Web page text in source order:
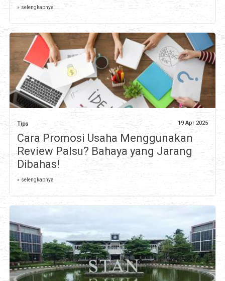
» selengkapnya
Tips 19 Apr 2025
Cara Promosi Usaha Menggunakan
Review Palsu? Bahaya yang Jarang
Dibahas!
» selengkapnya